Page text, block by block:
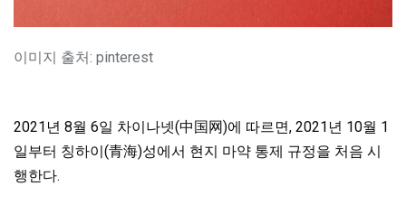
이미지 출처: pinterest
2021년 8월 6일 차이나넷(中国网)에 따르면, 2021년 10월 1
일부터 칭하이(青海)성에서 현지 마약 통제 규정을 처음 시
행한다.